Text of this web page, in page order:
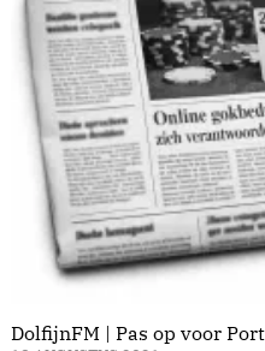
DolfijnFM | Pas op voor